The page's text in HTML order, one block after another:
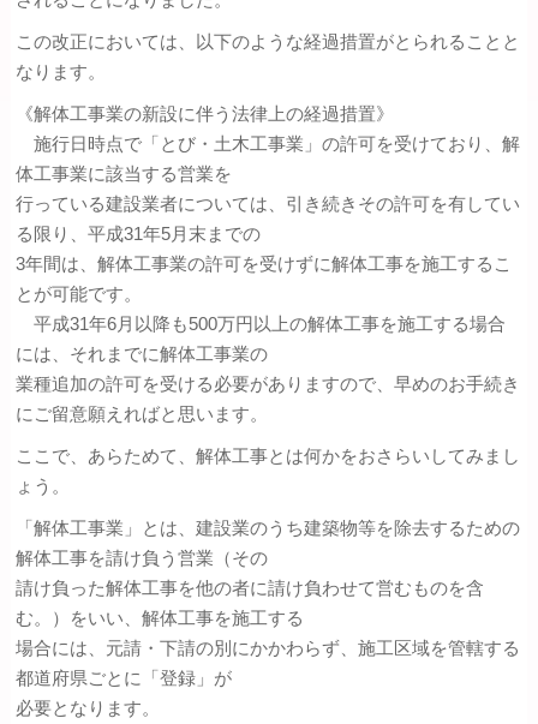
この改正においては、以下のような経過措置がとられることと
なります。
《解体工事業の新設に伴う法律上の経過措置》
施行日時点で「とび・土木工事業」の許可を受けており、解
体工事業に該当する営業を
行っている建設業者については、引き続きその許可を有してい
る限り、平成31年5月末までの
3年間は、解体工事業の許可を受けずに解体工事を施工するこ
とが可能です。
平成31年6月以降も500万円以上の解体工事を施工する場合
には、それまでに解体工事業の
業種追加の許可を受ける必要がありますので、早めのお手続き
にご留意願えればと思います。
ここで、あらためて、解体工事とは何かをおさらいしてみまし
ょう。
「解体工事業」とは、建設業のうち建築物等を除去するための
解体工事を請け負う営業（その
請け負った解体工事を他の者に請け負わせて営むものを含
む。）をいい、解体工事を施工する
場合には、元請・下請の別にかかわらず、施工区域を管轄する
都道府県ごとに「登録」が
必要となります。